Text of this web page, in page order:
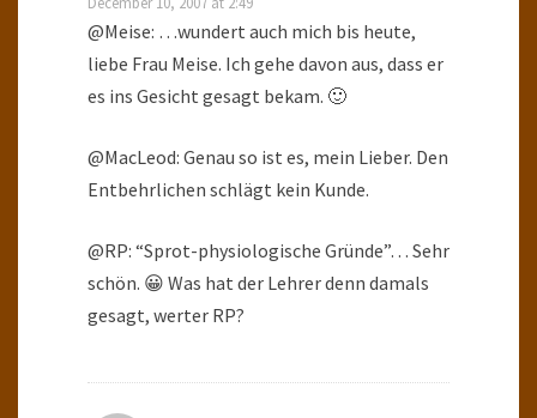
@Meise: …wundert auch mich bis heute,
liebe Frau Meise. Ich gehe davon aus, dass er
es ins Gesicht gesagt bekam. 🙂
@MacLeod: Genau so ist es, mein Lieber. Den
Entbehrlichen schlägt kein Kunde.
@RP: “Sprot-physiologische Gründe”… Sehr
schön. 😀 Was hat der Lehrer denn damals
gesagt, werter RP?